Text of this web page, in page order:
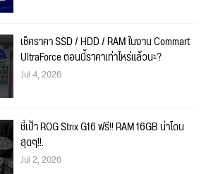
เช็คราคา SSD / HDD / RAM ในงาน Commart
UltraForce ตอนนี้ราคาเท่าไหร่แล้วนะ?
Jul 4, 2026
ชี้เป้า ROG Strix G16 ฟรี!! RAM 16GB น่าโดน
สุดๆ!!.
Jul 2, 2026